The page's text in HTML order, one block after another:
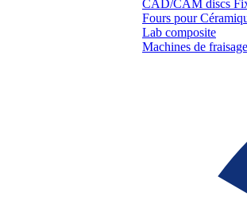
CAD/CAM discs
Fours pour
Lab composite
Machines de